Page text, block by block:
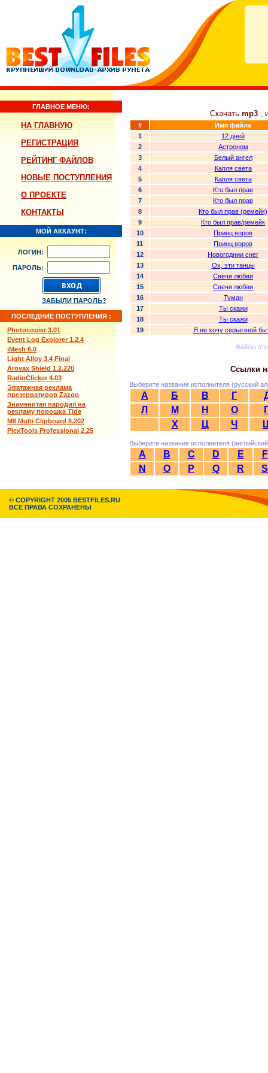
ГЛАВНОЕ МЕНЮ:
НА ГЛАВНУЮ
РЕГИСТРАЦИЯ
РЕЙТИНГ ФАЙЛОВ
НОВЫЕ ПОСТУПЛЕНИЯ
О ПРОЕКТЕ
КОНТАКТЫ
МОЙ АККАУНТ:
ЛОГИН:
ПАРОЛЬ:
ЗАБЫЛИ ПАРОЛЬ?
ПОСЛЕДНИЕ ПОСТУПЛЕНИЯ :
Photocopier 3.01
Event Log Explorer 1.2.4
iMesh 6.0
Light Alloy 3.4 Final
Arovax Shield 1.2.220
RadioClicker 4.03
Эпатажная реклама
презервативов Zazoo
Знаменитая пародия на
рекламу порошка Tide
M8 Multi Clipboard 8.202
PlexTools Professional 2.25
Скачать mp3,
#
Имя файла
1
12 дней
2
Астроном
3
Белый ангел
4
Капля света
5
Капля света
6
Кто был прав
7
Кто был прав
8
Кто был прав (ремейк)
9
Кто был прав/ремейк
10
Принц воров
11
Принц воров
12
Новогоднии снег
13
Ох, эти танцы
14
Свечи любви
15
Свечи любви
16
Туман
17
Ты скажи
18
Ты скажи
19
Я не хочу серьезной
Файлы
Ссылки
Выберите название исполнителя (русский
А Б В Г
Л
М Н О
Х
Ц Ч
Выберите название исполнителя
A B C D E
F
N
O P Q R S
© COPYRIGHT 2005 BESTFILES.RU
ВСЕ ПРАВА СОХРАНЕНЫ